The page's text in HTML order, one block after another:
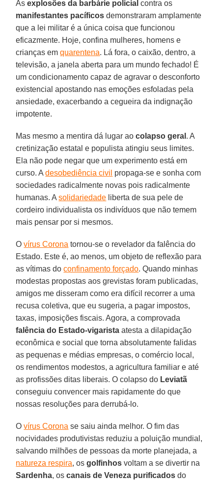
Asexplosões da barbárie policial contra os
manifestantes pacíficos demonstraram amplamente
que a lei militar é a única coisa que funcionou
eficazmente. Hoje, confina mulheres, homens e
crianças emquarentena. Lá fora, o caixão, dentro, a
televisão, a janela aberta para um mundo fechado! É
um condicionamento capaz de agravar o desconforto
existencial apostando nas emoções esfoladas pela
ansiedade, exacerbando a cegueira da indignação
impotente.
Mas mesmo a mentira dá lugar aocolapso geral . A
cretinização estatal e populista atingiu seus limites.
Ela não pode negar que um experimento está em
curso. Adesobediência civil propaga-se e sonha com
sociedades radicalmente novas pois radicalmente
humanas. Asolidariedade liberta de sua pele de
cordeiro individualista os indivíduos que não temem
mais pensar por si mesmos.
Ovírus Corona tornou-se o revelador da falência do
Estado. Este é, ao menos, um objeto de reflexão para
as vítimas doconfinamento forçado. Quando minhas
modestas propostas aos grevistas foram publicadas,
amigos me disseram como era difícil recorrer a uma
recusa coletiva, que eu sugeria, a pagar impostos,
taxas, imposições fiscais. Agora, a comprovada
falência do Estado-vigarista atesta a dilapidação
econômica e social que torna absolutamente falidas
as pequenas e médias empresas, o comércio local,
os rendimentos modestos, a agricultura familiar e até
as profissões ditas liberais. O colapso do Leviatã
conseguiu convencer mais rapidamente do que
nossas resoluções para derrubá-lo.
Ovírus Corona se saiu ainda melhor. O fim das
nocividades produtivistas reduziu a poluição mundial,
salvando milhões de pessoas da morte planejada, a
natureza respira, osgolfinhos voltam a se divertir na
Sardenha, oscanais de Veneza purificados do